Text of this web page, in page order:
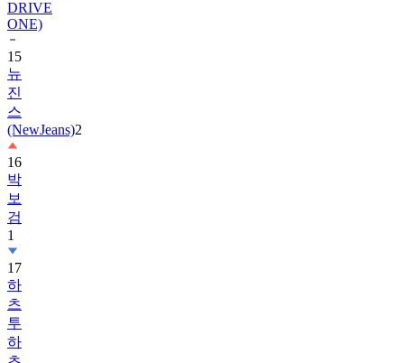
15
뉴
진
스
(NewJeans)
16
박
보
검
1
17
하
츠
투
하
츠
1